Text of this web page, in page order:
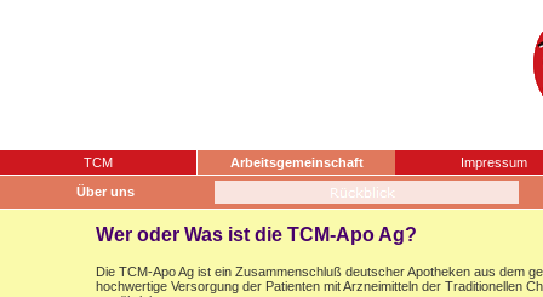
TCM Arbeitsgemeinschaft
Impressum
Über uns
Wer oder Was ist die TCM-Apo Ag?
Die TCM-Apo Ag ist ein Zusammenschluß deutscher Apotheken aus dem
hochwertige Versorgung der Patienten mit Arzneimitteln der Traditionellen